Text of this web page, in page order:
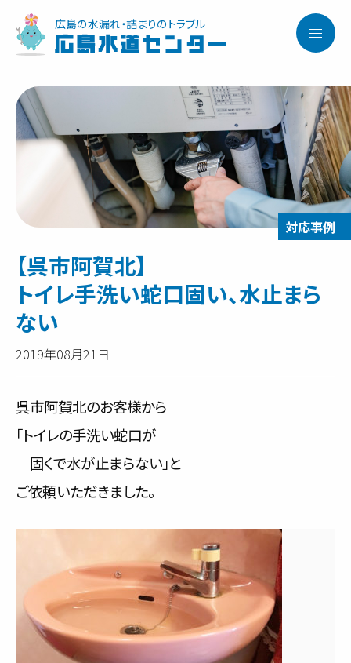
広島の水漏れ・詰まりのトラブル
広島水道センター
料金一覧
お客様の声
対応事例
ご利用の流れ
対応エリア
会社紹介
【呉市阿賀北】
トイレ手洗い蛇口固い、水止まら
ない
2019年08月21日
呉市阿賀北のお客様から
「トイレの手洗い蛇口が
固くで水が止まらない」と
ご依頼いただきました。